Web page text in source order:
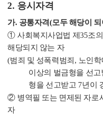
2. 응시자격
가. 공통자격(모두 해당이
① 사회복지사업법 제35조의
해당되지 않는 자
(범죄 및 성폭력범죄 , 노인학
이상의 벌금형을 선고
형을 선고받고 7년이
② 병역필 또는 면제된 자로
자